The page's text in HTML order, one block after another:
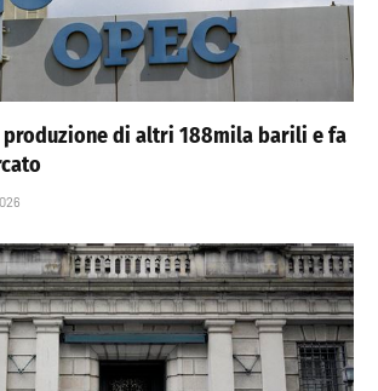
produzione di altri 188mila barili e fa